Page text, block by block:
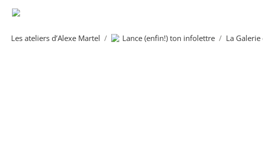
Les ateliers d’Alexe Martel / Lance (enfin!) ton infolettre / La